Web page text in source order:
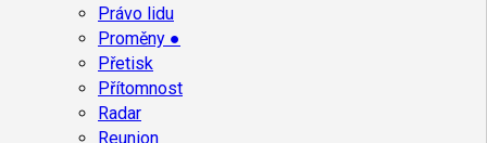
Právo lidu
Proměny ●
Přetisk
Přítomnost
Radar
Reunion